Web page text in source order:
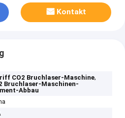
Kontakt
CO2 Bruchlaser-Maschine,
Bruchlaser-Maschinen-
Abbau